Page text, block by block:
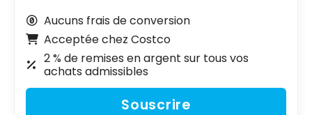
Aucuns frais de conversion
Acceptée chez Costco
2 % de remises en argent sur tous vos
achats admissibles
Souscrire